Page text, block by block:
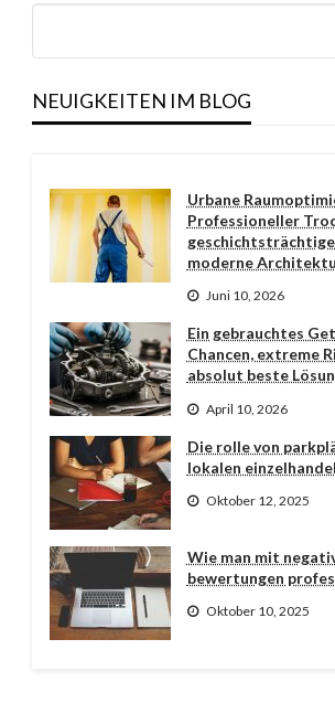
NEUIGKEITEN IM BLOG
Urbane
Professioneller
moderne
Juni 10, 2026
Ein gebrauchtes
Chancen, extreme
absolut beste
April 10, 2026
Die rolle von
lokalen einzelhandel
Oktober 12, 2025
Wie man mit
bewertungen
Oktober 10, 2025